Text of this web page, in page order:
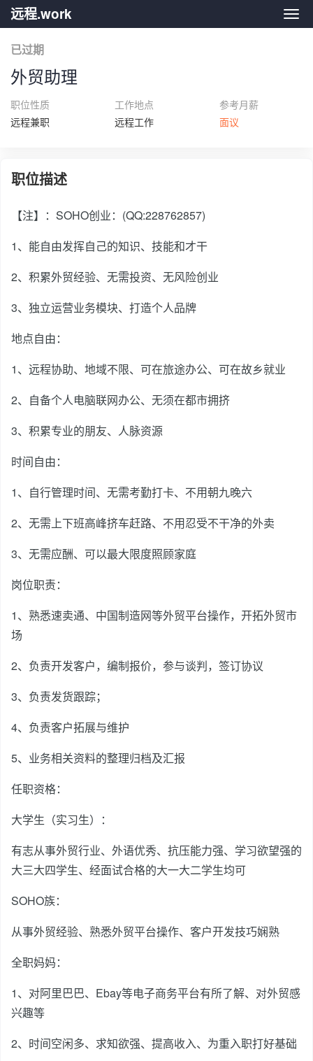
远
远程.work
已过期
外贸助理
职位性质
远程兼职
工作地点
远程工作
参考月薪
面议
职位描述
【注】：SOHO创业：(QQ:228762857)
1、能自由发挥自己的知识、技能和才干
2、积累外贸经验、无需投资、无风险创业
3、独立运营业务模块、打造个人品牌
地点自由：
1、远程协助、地域不限、可在旅途办公、可在故乡就业
2、自备个人电脑联网办公、无须在都市拥挤
3、积累专业的朋友、人脉资源
时间自由：
1、自行管理时间、无需考勤打卡、不用朝九晚六
2、无需上下班高峰挤车赶路、不用忍受不干净的外卖
3、无需应酬、可以最大限度照顾家庭
岗位职责：
1、熟悉速卖通、中国制造网等外贸平台操作，开拓外贸市
场
2、负责开发客户，编制报价，参与谈判，签订协议
3、负责发货跟踪；
4、负责客户拓展与维护
5、业务相关资料的整理归档及汇报
任职资格：
大学生（实习生）：
有志从事外贸行业、外语优秀、抗压能力强、学习欲望强的
大三大四学生、经面试合格的大一大二学生均可
SOHO族：
从事外贸经验、熟悉外贸平台操作、客户开发技巧娴熟
全职妈妈：
1、对阿里巴巴、Ebay等电子商务平台有所了解、对外贸感
兴趣等
2、时间空闲多、求知欲强、提高收入、为重入职打好基础